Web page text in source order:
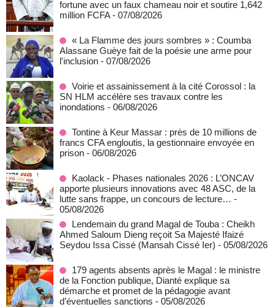
fortune avec un faux chameau noir et soutire 1,642
million FCFA - 07/08/2026
« La Flamme des jours sombres » : Coumba
Alassane Guèye fait de la poésie une arme pour
l'inclusion - 07/08/2026
Voirie et assainissement à la cité Corossol : la
SN HLM accélère ses travaux contre les
inondations - 06/08/2026
Tontine à Keur Massar : près de 10 millions de
francs CFA engloutis, la gestionnaire envoyée en
prison - 06/08/2026
Kaolack - Phases nationales 2026 : L’ONCAV
apporte plusieurs innovations avec 48 ASC, de la
lutte sans frappe, un concours de lecture… -
05/08/2026
Lendemain du grand Magal de Touba : Cheikh
Ahmed Saloum Dieng reçoit Sa Majesté Ifaizé
Seydou Issa Cissé (Mansah Cissé Ier) - 05/08/2026
179 agents absents après le Magal : le ministre
de la Fonction publique, Dianté explique sa
démarche et promet de la pédagogie avant
d’éventuelles sanctions - 05/08/2026